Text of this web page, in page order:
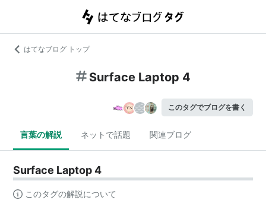
はてなブログ トップ
Surface Laptop 4
このタグでブログを書く
言葉の解説 ネットで話題 関連ブログ
Surface Laptop 4
このタグの解説について